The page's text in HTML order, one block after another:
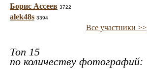
Борис Ассеев 3722
alek48s 3394
Все участники >>
Топ 15
по количеству фотографий: